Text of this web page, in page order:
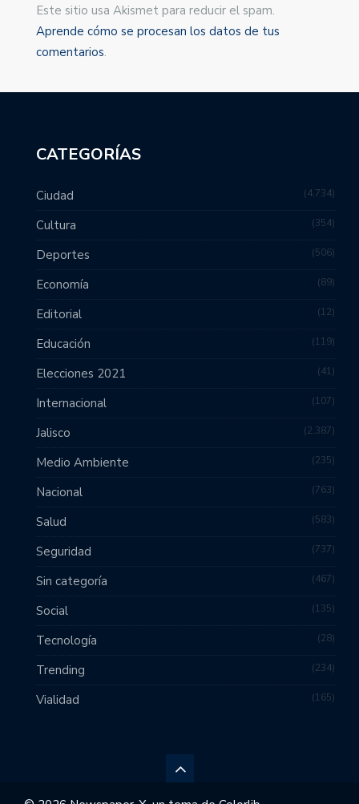
Este sitio usa Akismet para reducir el spam.
Aprende cómo se procesan los datos de tus
comentarios.
CATEGORÍAS
Ciudad 4,734
Cultura 354
Deportes 506
Economía 89
Editorial 12
Educación 119
Elecciones 2021 41
Internacional 107
Jalisco 2,387
Medio Ambiente 235
Nacional 763
Salud 583
Seguridad 737
Sin categoría 467
Social 135
Tecnología 28
Trending 234
Vialidad 165